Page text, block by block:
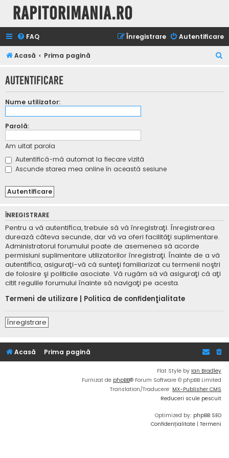
Rapitorimania.ro
FAQ Autentificare
Înregistrare
Acasă Prima pagină
t
Autentificare
Nume utilizator:
Parolă:
Am uitat parola
Autentifică-mă automat la fiecare vizită
Ascunde starea mea online în această sesiune
ÎNREGISTRARE
Pentru a vă autentifica, trebuie să vă înregistraţi. Înregistrarea
durează câteva secunde, dar vă va oferi facilităţi suplimentare.
Administratorul forumului poate de asemenea să acorde
permisiuni suplimentare utilizatorilor înregistraţi. Înainte de a vă
autentifica, asiguraţi-vă că sunteţi familiarizat cu termenii noştri
de folosire şi politicile asociate. Vă rugăm să vă asiguraţi că aţi
citit regulile forumului înainte să navigaţi pe acesta.
Termeni de utilizare
Politica de confidenţialitate
Înregistrare
Acasă Prima pagină
Flat Style by Ian Bradley
Furnizat de phpBB® Forum Software © phpBB Limited
Translation/Traducere: MX-Publisher CMS
Reduceri scule pescuit
Optimized by: phpBB SEO
Confidențialitate | Termeni